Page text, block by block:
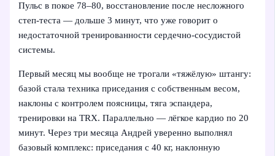
Пульс в покое 78–80, восстановление после несложного
степ-теста — дольше 3 минут, что уже говорит о
недостаточной тренированности сердечно-сосудистой
системы.
Первый месяц мы вообще не трогали «тяжёлую» штангу:
базой стала техника приседания с собственным весом,
наклоны с контролем поясницы, тяга эспандера,
тренировки на TRX. Параллельно — лёгкое кардио по 20
минут. Через три месяца Андрей уверенно выполнял
базовый комплекс: приседания с 40 кг, наклонную